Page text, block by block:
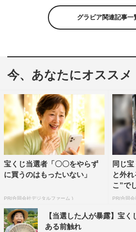
細やかな内装、さらに乗り心地の良
車乗ってますね」と絶賛。中尾も「
が運転しやすい」とご満悦の様子。
今年で74歳になる中尾。さぞ華麗な
ンかと思いきや、免許を取ったのは
きドライバー。「運転手がいたから
グラビア関連記事一
今、あなたにオススメ
宝くじ当選者「〇〇をやらず
に買うのはもったいない」
PR(合同会社デジタルファーム )
同じ
と外
こ”で
PR(合同
【当選した人が暴露】宝
ある前触れ